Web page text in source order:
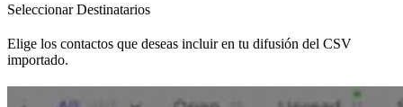
Seleccionar Destinatarios
Elige los contactos que deseas incluir en tu difusión del CSV
importado.